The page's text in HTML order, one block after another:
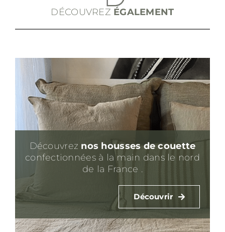
DÉCOUVREZ ÉGALEMENT
Découvrez nos housses de couette
confectionnées à la main dans le nord
de la France .
Découvrir